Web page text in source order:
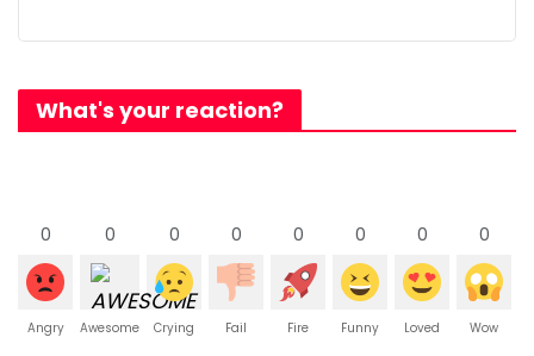
What's your reaction?
0
Angry
0
Awesome
0
Crying
0
Fail
0
Fire
0
Funny
0
Loved
0
Wow